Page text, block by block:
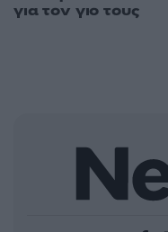
για τον γιο τους